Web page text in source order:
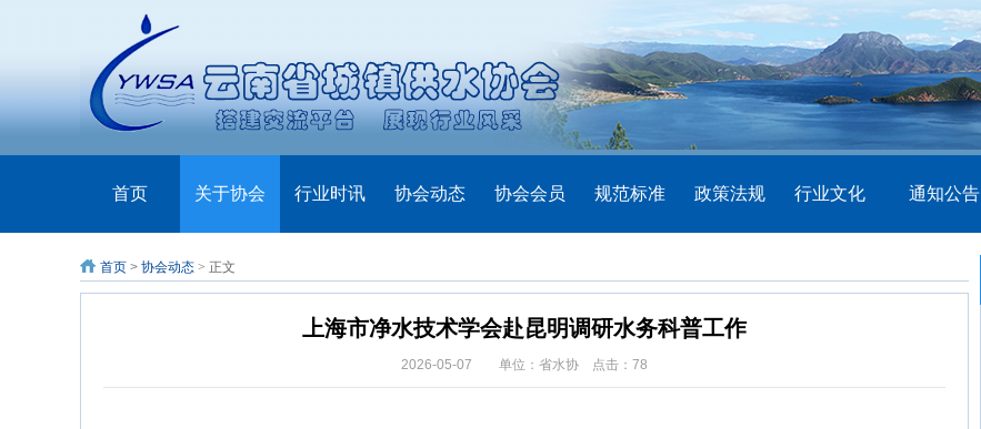
首页 关于协会 行业时讯 协会动态 协会会员 规范标准 政策法规 行业文化 通知公告
首页 > 协会动态 > 正文
上海市净水技术学会赴昆明调研水务科普工作
2026-05-07 单位：省水协 点击： 78